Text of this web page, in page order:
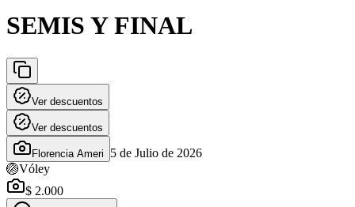
SEMIS Y FINAL
Ver descuentos
Ver descuentos
Florencia Ameri
5 de Julio de 2026
🏐Vóley
$ 2.000